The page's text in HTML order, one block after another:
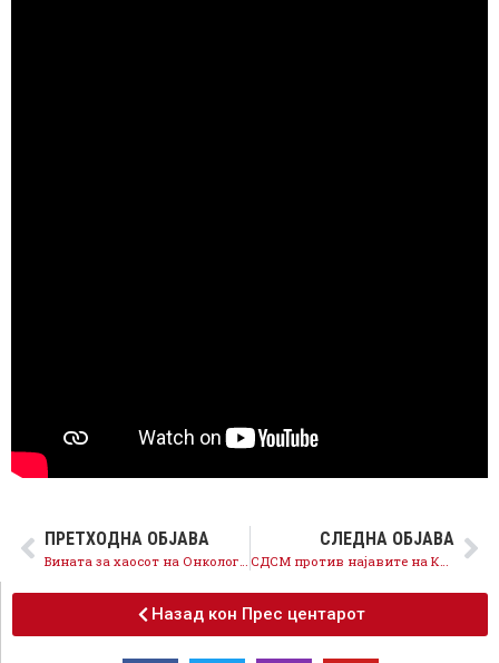
ПРЕТХОДНА ОБЈАВА СЛЕДНА ОБЈАВА
Назад кон Прес центарот